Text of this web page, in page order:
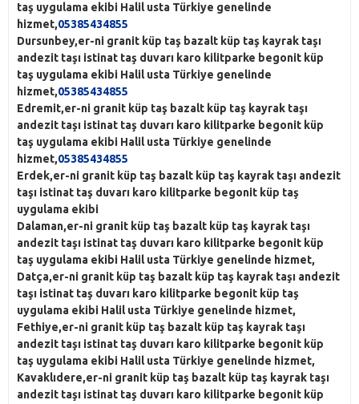
taş uygulama ekibi Halil usta Türkiye genelinde
hizmet,05385434855
Dursunbey,er-ni granit küp taş bazalt küp taş kayrak taşı
andezit taşı istinat taş duvarı karo kilitparke begonit küp
taş uygulama ekibi Halil usta Türkiye genelinde
hizmet,05385434855
Edremit,er-ni granit küp taş bazalt küp taş kayrak taşı
andezit taşı istinat taş duvarı karo kilitparke begonit küp
taş uygulama ekibi Halil usta Türkiye genelinde
hizmet,05385434855
Erdek,er-ni granit küp taş bazalt küp taş kayrak taşı andezit
taşı istinat taş duvarı karo kilitparke begonit küp taş
uygulama ekibi
Dalaman,er-ni granit küp taş bazalt küp taş kayrak taşı
andezit taşı istinat taş duvarı karo kilitparke begonit küp
taş uygulama ekibi Halil usta Türkiye genelinde hizmet,
Datça,er-ni granit küp taş bazalt küp taş kayrak taşı andezit
taşı istinat taş duvarı karo kilitparke begonit küp taş
uygulama ekibi Halil usta Türkiye genelinde hizmet,
Fethiye,er-ni granit küp taş bazalt küp taş kayrak taşı
andezit taşı istinat taş duvarı karo kilitparke begonit küp
taş uygulama ekibi Halil usta Türkiye genelinde hizmet,
Kavaklıdere,er-ni granit küp taş bazalt küp taş kayrak taşı
andezit taşı istinat taş duvarı karo kilitparke begonit küp